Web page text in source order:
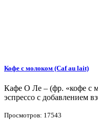
Кофе с молоком (Caf au lait)
Кафе О Ле – (фр. «кофе с
эспрессо с
Просмотров: 17543